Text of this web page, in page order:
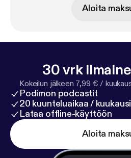
Aloita
30 vrk
Kokeilun jälkeen 7,99 € /
Podimon podcastit
20 kuunteluaikaa / kuukausi
Lataa offline-käyttöön
Aloita